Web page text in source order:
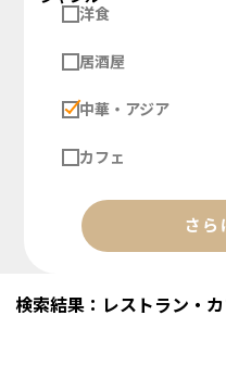
洋食
居酒屋
中華・アジア
カフェ
さら
検索結果：レストラン・